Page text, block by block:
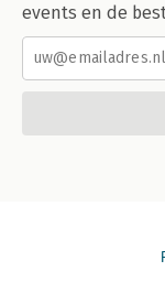
events en de